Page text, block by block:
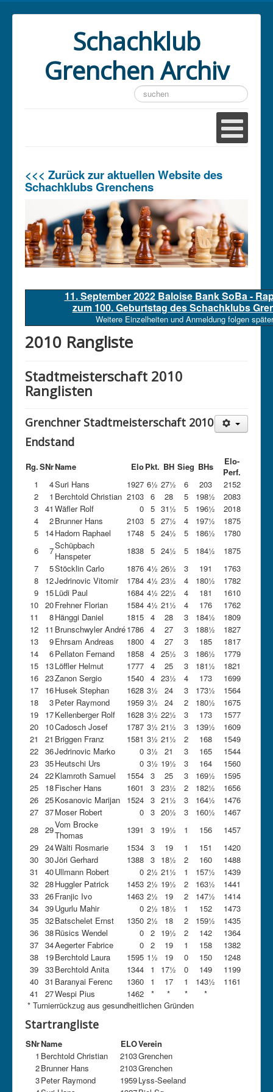
Schachklub
Grenchen Archiv
Suchen
...
<<< Zurück zur aktuellen Website des
Schachklubs Grenchens
11. September 2022 Baloise Bank SoBa -
zum 100. Geburtstag des Schachklubs
Weitere Einzelheiten und Anmeldung folgen
2010 Rangliste
Stadtmeisterschaft 2010
Ranglisten
Grenchner Stadtmeisterschaft 2010
Endstand
Rg.SNrName EloPkt. BH Sieg BHs
Elo-
Perf.
1
4Suri Hans 1927 6½ 27½ 6 203
2152
2
1 Berchtold Christian 2103 6 28 5 198½
2083
3 41 Wäfler Rolf 0 5 31½ 5 196½
2018
4
2Brunner Hans 2103 5 27½ 4 197½
1875
5
14Hadorn Raphael 1748 5 24½ 5 186½
1780
6
7Schüpbach
Hanspeter
1838 5 24½ 5 184½
1875
7
5Stöcklin Carlo 1876 4½ 26½ 3 191
1763
8
12Jedrinovic Vitomir 1784 4½ 23½ 4 180½
1782
9
15Lüdi Paul 1684 4½ 22½ 4 181
1610
10 20Frehner Florian 1584 4½ 21½ 4 176
1762
11
8Hänggi Daniel 1815 4 28 3 184½
1809
12
11 Brunschwyler André1786 4 27 3 188½
1827
13
9Ehrsam Andreas 1800 4 27 3 185
1817
14
6Pellaton Fernand 1858 4 25½ 3 186½
1779
15
13Löffler Helmut 1777 4 25 3 181½
1821
16 23Zanon Sergio 1540 4 23½ 4 173
1699
17
16Husek Stephan 1628 3½ 24 3 173½
1564
18
3Peter Raymond 1959 3½ 24 2 180½
1675
19
17Kellenberger Rolf 1628 3½ 22½ 3 173
1577
20
10Cadosch Josef 1787 3½ 21½ 3 139½
1609
21
21 Briggen Franz 1581 3½ 21½ 2 168
1549
22 36Jedrinovic Marko 0 3½ 21 3 165
1544
23 35Heutschi Urs 0 3½ 19½ 3 164
1560
24 22Klamroth Samuel 1554 3 25 3 169½
1595
25
18Fischer Hans 1601 3 23½ 2 182½
1656
26 25Kosanovic Marijan 1524 3 21½ 3 164½
1476
27 37Moser Robert 0 3 20½ 3 160½
1467
28 29Vom Brocke
Thomas
1391 3 19½ 1 156
1457
29 24Wälti Rosmarie 1534 3 19 1 151
1420
30 30Jöri Gerhard 1388 3 18½ 2 160
1488
31
40Ullmann Robert 0 2½ 21½ 1 157½
1439
32 28Huggler Patrick 1453 2½ 19½ 2 163½
1441
33 26Franjic Ivo 1463 2½ 19 2 147½
1414
34 39Ugurlu Mahir 0 2½ 18½ 1 152
1473
35 32Batschelet Ernst 1350 2½ 18 2 159½
1435
36 38Rüsics Wendel 0 2 19½ 2 142
1364
37 34Aegerter Fabrice 0 2 19 1 158
1382
38
19Berchtold Laura 1595 1½ 19 0 150
1248
39 33Berchtold Anita 1344 1 17½ 0 149
1199
40 31 Baranyai Ferenc 1360 1 17 1 143½
1161
41
27Wespi Pius 1462 * * *
*
* Turnierrückzug aus gesundheitlichen Gründen
Startrangliste
SNrName ELOVerein
1 Berchtold Christian 2103Grenchen
2Brunner Hans 2103Grenchen
3Peter Raymond 1959Lyss-Seeland